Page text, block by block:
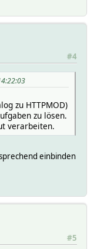
$User $Pass
"\n" if
"7072", "setreading
\n" if $DEBUG > 0 ;
#4
zu HTTPMOD)
zu lösen.
verarbeiten.
einbinden
#5